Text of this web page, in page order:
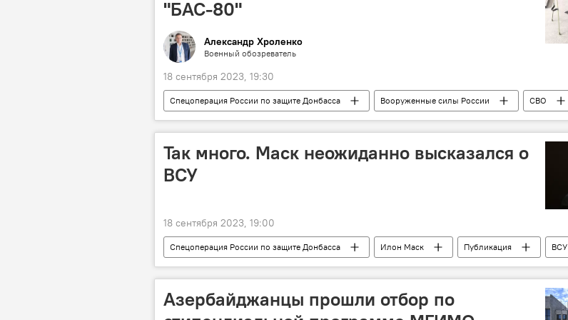
"БАС-80"
Александр Хроленко
Военный обозреватель
18 сентября 2023, 19:30
Спецоперация России по защите Донбасса Вооруженные силы России
СВО
дрон-камикадзе
НПО "Андроидная техника" Политика Колумнисты
Так много. Маск неожиданно высказался о
ВСУ
18 сентября 2023, 19:00
Спецоперация России по защите Донбасса Илон Маск Публикация
ВСУ
Потери
Контрнаступление Провал СВО
Азербайджанцы прошли отбор по